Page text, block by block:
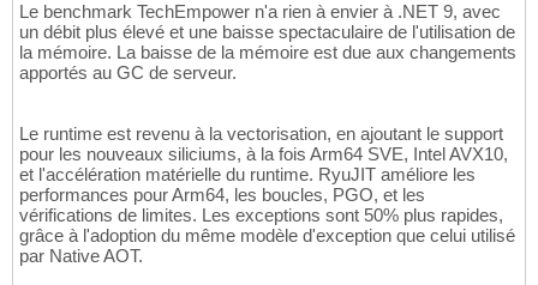
Le benchmark TechEmpower n'a rien à envier à .NET 9, avec
un débit plus élevé et une baisse spectaculaire de l'utilisation de
la mémoire. La baisse de la mémoire est due aux changements
apportés au GC de serveur.
Le runtime est revenu à la vectorisation, en ajoutant le support
pour les nouveaux siliciums, à la fois Arm64 SVE, Intel AVX10,
et l'accélération matérielle du runtime. RyuJIT améliore les
performances pour Arm64, les boucles, PGO, et les
vérifications de limites. Les exceptions sont 50% plus rapides,
grâce à l'adoption du même modèle d'exception que celui utilisé
par Native AOT.